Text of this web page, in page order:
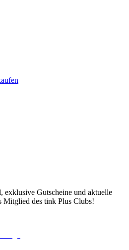
exklusive Gutscheine und aktuelle
Mitglied des tink Plus Clubs!